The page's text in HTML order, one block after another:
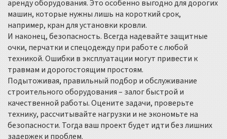
аренду оборудования. Это особенно выгодно для дорогих
машин, которые нужны лишь на короткий срок,
например, кран для установки кровли.
И наконец, безопасность. Всегда надевайте защитные
очки, перчатки и спецодежду при работе с любой
техникой. Ошибки в эксплуатации могут привести к
травмам и дорогостоящим простоям.
Подытоживая, правильный подбор и обслуживание
строительного оборудования – залог быстрой и
качественной работы. Оцените задачи, проверьте
технику, рассчитывайте нагрузки и не экономьте на
безопасности. Тогда ваш проект будет идти без лишних
задержек и проблем.